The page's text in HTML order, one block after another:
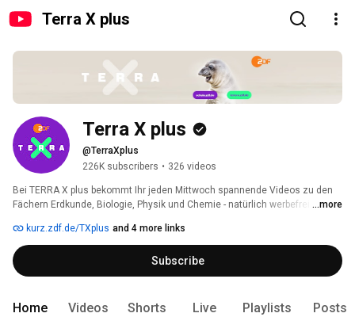
Terra X plus
Terra X plus
@TerraXplus
226K subscribers • 326 videos
Bei TERRA X plus bekommt Ihr jeden Mittwoch spannende Videos zu den
Fächern Erdkunde, Biologie, Physik und Chemie - natürlich werbefrei und
objektiv media und Bilderfest GmbH. In der ZDFmediathek findet Ihr unter
schule.zdf.de noch mehr Terra X-Dokus und Videos zu fast allen Fächern.
Wenn ihr Euch direkt an die Redaktion wenden möchtet, schickt uns bitte
eine Mail an die unten angegebene Adresse. Um für alle eine gute
Netiquette. Diese findet Ihr hier: https://www.zdf.de/service-und-
...more
kurz.zdf.de/TXplus and 4 more links
Subscribe
Home Videos Shorts Live Playlists Posts